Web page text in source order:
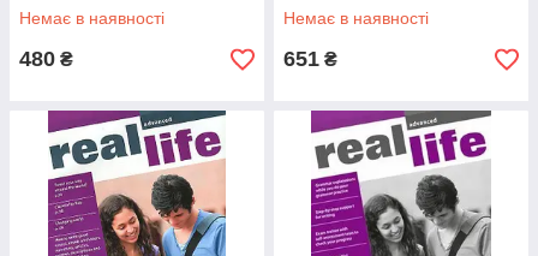
Немає в наявності
480 ₴
Немає в наявності
651 ₴